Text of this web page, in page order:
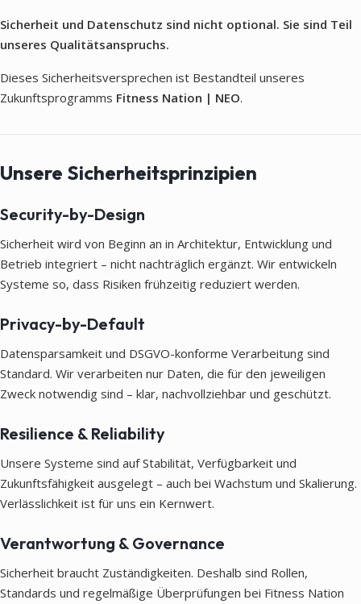
Sicherheit und Datenschutz sind nicht optional. Sie sind Teil
unseres Qualitätsanspruchs.
Dieses Sicherheitsversprechen ist Bestandteil unseres
Zukunftsprogramms Fitness Nation | NEO.
Unsere Sicherheitsprinzipien
Security-by-Design
Sicherheit wird von Beginn an in Architektur, Entwicklung und
Betrieb integriert – nicht nachträglich ergänzt. Wir entwickeln
Systeme so, dass Risiken frühzeitig reduziert werden.
Privacy-by-Default
Datensparsamkeit und DSGVO-konforme Verarbeitung sind
Standard. Wir verarbeiten nur Daten, die für den jeweiligen
Zweck notwendig sind – klar, nachvollziehbar und geschützt.
Resilience & Reliability
Unsere Systeme sind auf Stabilität, Verfügbarkeit und
Zukunftsfähigkeit ausgelegt – auch bei Wachstum und Skalierung.
Verlässlichkeit ist für uns ein Kernwert.
Verantwortung & Governance
Sicherheit braucht Zuständigkeiten. Deshalb sind Rollen,
Standards und regelmäßige Überprüfungen bei Fitness Nation